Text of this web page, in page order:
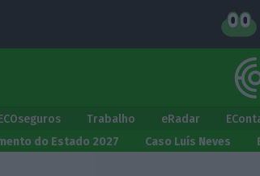
Trabalho eRadar
do Estado 2027
Caso Luís Neves